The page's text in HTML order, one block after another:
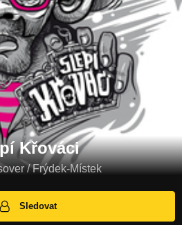
Křováci
/ Frýdek-Místek
Sledovat